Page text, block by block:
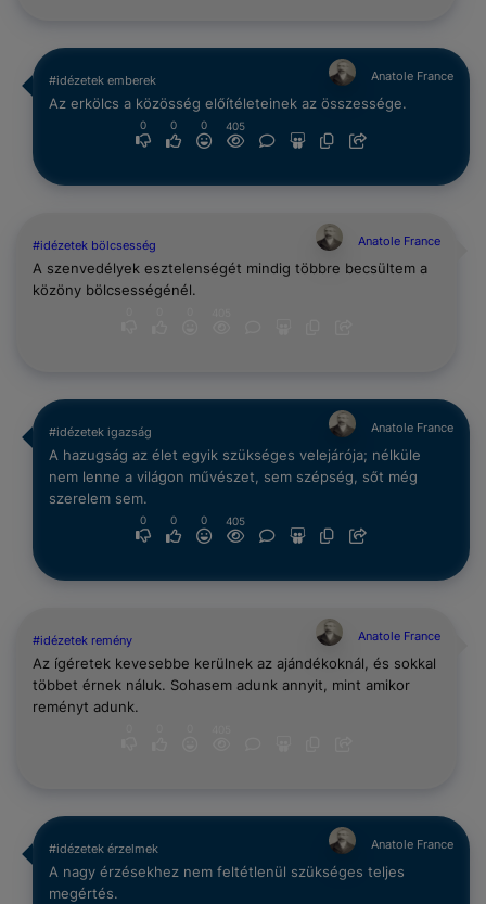
#idézetek emberek Anatole France
Az erkölcs a közösség előítéleteinek az összessége.
0 0 0 405
#idézetek bölcsesség Anatole France
A szenvedélyek esztelenségét mindig többre becsültem a
közöny bölcsességénél.
#idézetek igazság Anatole France
A hazugság az élet egyik szükséges velejárója; nélküle
nem lenne a világon művészet, sem szépség, sőt még
szerelem sem.
0 0 0 405
#idézetek remény Anatole France
Az ígéretek kevesebbe kerülnek az ajándékoknál, és sokkal
többet érnek náluk. Sohasem adunk annyit, mint amikor
reményt adunk.
#idézetek érzelmek Anatole France
A nagy érzésekhez nem feltétlenül szükséges teljes
megértés.